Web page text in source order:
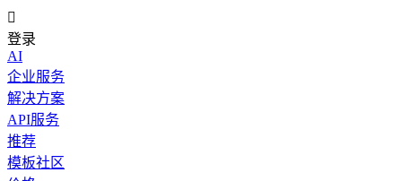

登录
AI
企业服务
解决方案
API服务
推荐
模板社区